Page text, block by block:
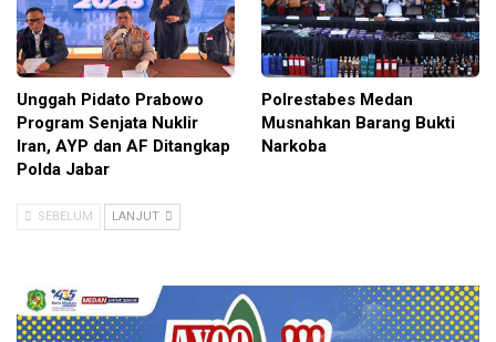
Unggah Pidato Prabowo
Program Senjata Nuklir
Iran, AYP dan AF Ditangkap
Polda Jabar
Polrestabes Medan
Musnahkan Barang Bukti
Narkoba
SEBELUM LANJUT